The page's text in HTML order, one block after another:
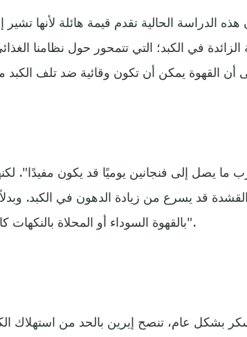
الدراسة الحالية تقدم قيمة هائلة لأنها تشير
الزائدة في الكبد؛ التي تتمحور حول نظامنا
ما يصل إلى فنجانين يوميًا قد يكون مفيدًا".
قد يسرع من زيادة الدهون في الكبد.
بالقهوة السوداء أو المحلاة بالنكهات كالقرفة أو الفانيليا".
بشكل عام، تنصح إيرين بالحد من استهلاك